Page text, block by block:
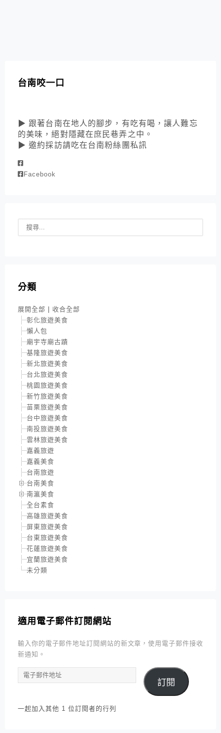
台南咬一口
▶ 跟著台南在地人的腳步，有吃有喝，讓人難忘
的美味，絕對隱藏在庶民巷弄之中。
▶ 邀約採訪請吃在台南粉絲團私訊
Facebook
分類
展開全部 | 收合全部
彰化旅遊美食
懶人包
廟宇寺廟古蹟
基隆旅遊美食
新北旅遊美食
台北旅遊美食
桃園旅遊美食
新竹旅遊美食
苗栗旅遊美食
台中旅遊美食
南投旅遊美食
雲林旅遊美食
嘉義旅遊
嘉義美食
台南旅遊
台南美食
南瀛美食
全台素食
高雄旅遊美食
屏東旅遊美食
台東旅遊美食
花蓮旅遊美食
宜蘭旅遊美食
未分類
適用電子郵件訂閱網站
輸入你的電子郵件地址訂閱網站的新文章，使用電子郵件接收
新通知。
電
子
件
訂閱
一起加入其他 1 位訂閱者的行列